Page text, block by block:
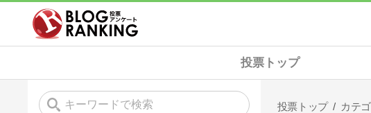
投票トップ
投票トップ カテ